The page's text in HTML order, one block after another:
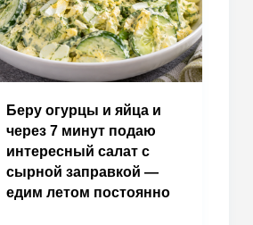
Беру огурцы и яйца и
через 7 минут подаю
интересный салат с
сырной заправкой —
едим летом постоянно